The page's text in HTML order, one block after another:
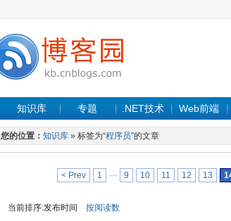
知识库 专题 .NET技术 Web前端
您的位置： 知识库 » 标签为“程序员”的文章
< Prev 1 ··· 9 10 11 12 13
当前排序:发布时间 按阅读数